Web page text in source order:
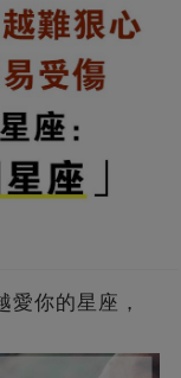
愛你的星座，